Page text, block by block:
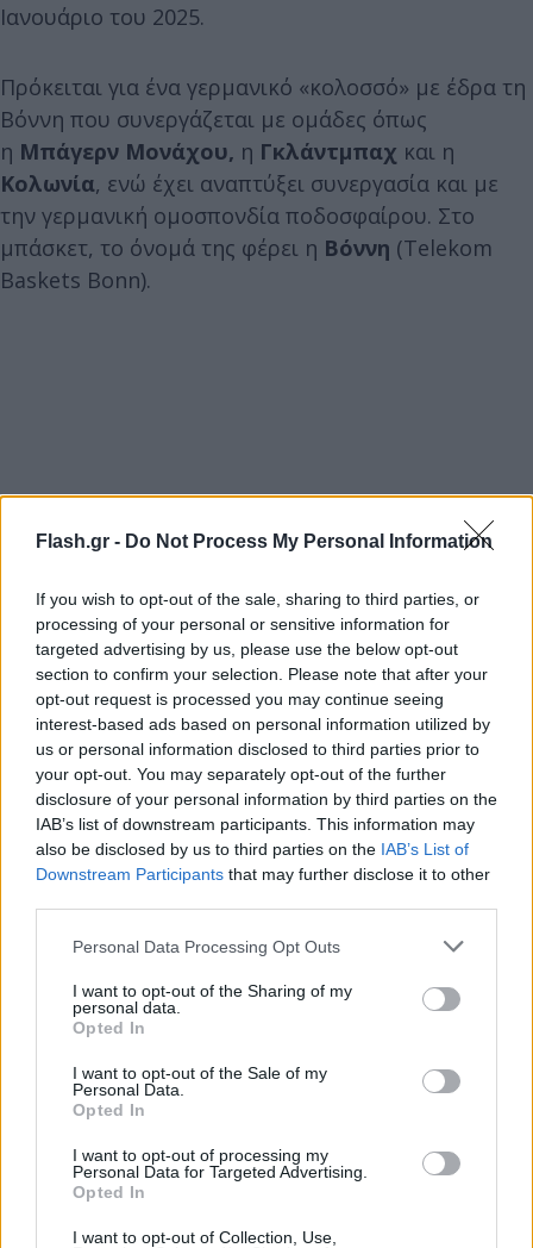
Flash.gr - Do Not Process My Personal Information
If you wish to opt-out of the sale, sharing to third parties, or
processing of your personal or sensitive information for
targeted advertising by us, please use the below opt-out
section to confirm your selection. Please note that after your
opt-out request is processed you may continue seeing
interest-based ads based on personal information utilized by
us or personal information disclosed to third parties prior to
your opt-out. You may separately opt-out of the further
disclosure of your personal information by third parties on the
IAB’s list of downstream participants. This information may
also be disclosed by us to third parties on the IAB’s List of
Downstream Participants that may further disclose it to other
Please note that this website/app uses one or more Google
not limited to your visit or usage behaviour. You may click to
grant or deny consent to Google and its third-party tags to
use your data for below specified purposes in below Google
consent section.
Personal Data Processing Opt Outs
I want to opt-out of the Sharing of my
personal data.
Opted In
I want to opt-out of the Sale of my
Personal Data.
Opted In
I want to opt-out of processing my
Personal Data for Targeted Advertising.
Opted In
I want to opt-out of Collection, Use,
Ιανουάριο του 2025.
Πρόκειται για ένα γερμανικό «κολοσσό» με έδρα τη
Βόννη που συνεργάζεται με ομάδες όπως
η Μπάγερν Μονάχου, η Γκλάντμπαχ και η
Κολωνία, ενώ έχει αναπτύξει συνεργασία και με
την γερμανική ομοσπονδία ποδοσφαίρου. Στο
μπάσκετ, το όνομά της φέρει η Βόννη (Telekom
Baskets Bonn).
Η αρχή με το glass floor των εκατομμυρίων
Παναθηναϊκός AKTORείχε ήδη μπει σε
διαδικασία «χτισίματος» ενόψει της αγωνιστικής